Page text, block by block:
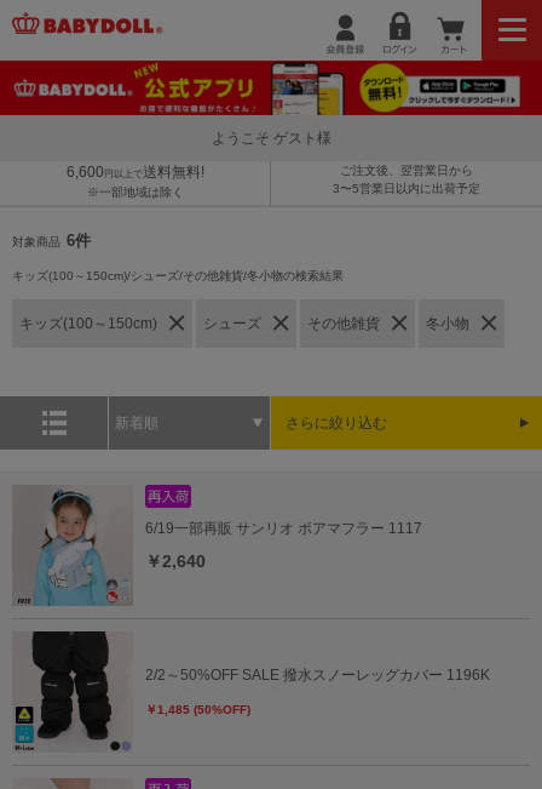
ようこそ ゲスト様
6,600 円以上で送料無料!
※一部地域は除く
ご注文後、翌営業日から
3〜5営業日以内に出荷予定
対象商品 6件
キッズ(100～150cm)/シューズ/その他雑貨/冬小物の検索結果
キッズ(100～150cm) シューズ その他雑貨 冬小物
新着順 さらに絞り込む
6/19一部再販 サンリオ ボアマフラー 1117
￥2,640
2/2～50%OFF SALE 撥水スノーレッグカバー 1196K
￥1,485 (50%OFF)